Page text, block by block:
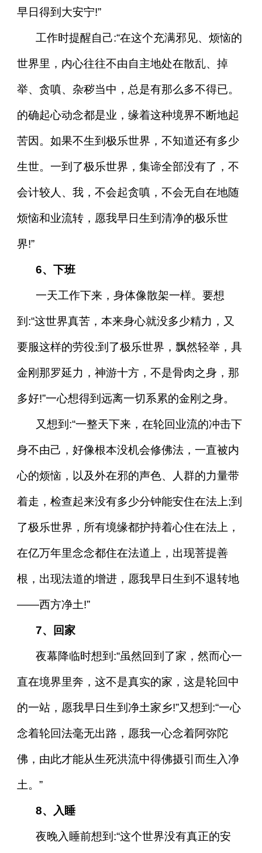
早日得到大安宁!”
工作时提醒自己:“在这个充满邪见、烦恼的
世界里，内心往往不由自主地处在散乱、掉
举、贪嗔、杂秽当中，总是有那么多不得已。
的确起心动念都是业，缘着这种境界不断地起
苦因。如果不生到极乐世界，不知道还有多少
生世。一到了极乐世界，集谛全部没有了，不
会计较人、我，不会起贪嗔，不会无自在地随
烦恼和业流转，愿我早日生到清净的极乐世
界!”
6、下班
一天工作下来，身体像散架一样。要想
到:“这世界真苦，本来身心就没多少精力，又
要服这样的劳役;到了极乐世界，飘然轻举，具
金刚那罗延力，神游十方，不是骨肉之身，那
多好!”一心想得到远离一切系累的金刚之身。
又想到:“一整天下来，在轮回业流的冲击下
身不由己，好像根本没机会修佛法，一直被内
心的烦恼，以及外在邪的声色、人群的力量带
着走，检查起来没有多少分钟能安住在法上;到
了极乐世界，所有境缘都护持着心住在法上，
在亿万年里念念都住在法道上，出现菩提善
根，出现法道的增进，愿我早日生到不退转地
——西方净土!”
7、回家
夜幕降临时想到:“虽然回到了家，然而心一
直在境界里奔，这不是真实的家，这是轮回中
的一站，愿我早日生到净土家乡!”又想到:“一心
念着轮回法毫无出路，愿我一心念着阿弥陀
佛，由此才能从生死洪流中得佛摄引而生入净
土。”
8、入睡
夜晚入睡前想到:“这个世界没有真正的安